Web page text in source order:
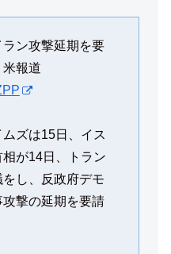
ン攻撃延期を要
報道
ズは15日、イス
が14日、トラン
し、反政府デモ
撃の延期を要請